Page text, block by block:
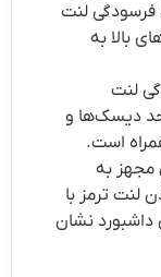
فرسودگی لنت
بالا به
لنت
دیسک‌ها و
است.
مجهز به
لنت ترمز با
نشان